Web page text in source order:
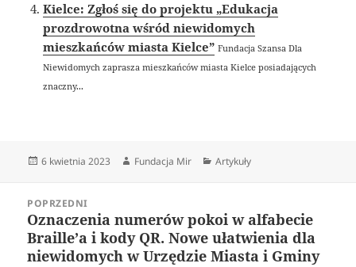
Kielce: Zgłoś się do projektu „Edukacja
prozdrowotna wśród niewidomych
mieszkańców miasta Kielce” Fundacja Szansa Dla
Niewidomych zaprasza mieszkańców miasta Kielce posiadających
znaczny...
Data
6 kwietnia 2023 Autor
Fundacja Mir Kategorie
Artykuły
wpisuPOPRZEDNI
Poprzedni
wpis:
Oznaczenia numerów pokoi w alfabecie
Braille’a i kody QR. Nowe ułatwienia dla
niewidomych w Urzędzie Miasta i Gminy